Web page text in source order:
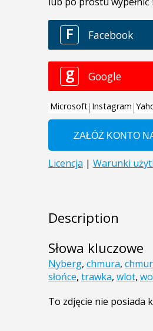
Description
Słowa kluczowe
Nyberg, chmura,
słońce, trawka, wlot,
To zdjęcie nie posiada